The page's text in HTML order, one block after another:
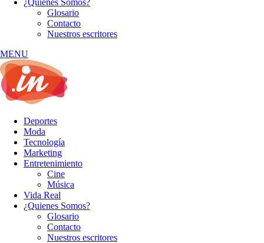
¿Quienes Somos?
Glosario
Contacto
Nuestros escritores
MENU
Deportes
Moda
Tecnología
Marketing
Entretenimiento
Cine
Música
Vida Real
¿Quienes Somos?
Glosario
Contacto
Nuestros escritores